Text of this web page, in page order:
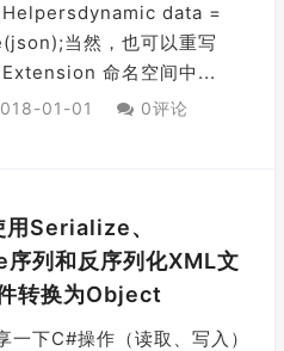
data =
当然，也可以重写
命名空间中...
01-01
0评论
Serialize、
列和反序列化XML文
转换为Object
一下C#操作（读取、写入）